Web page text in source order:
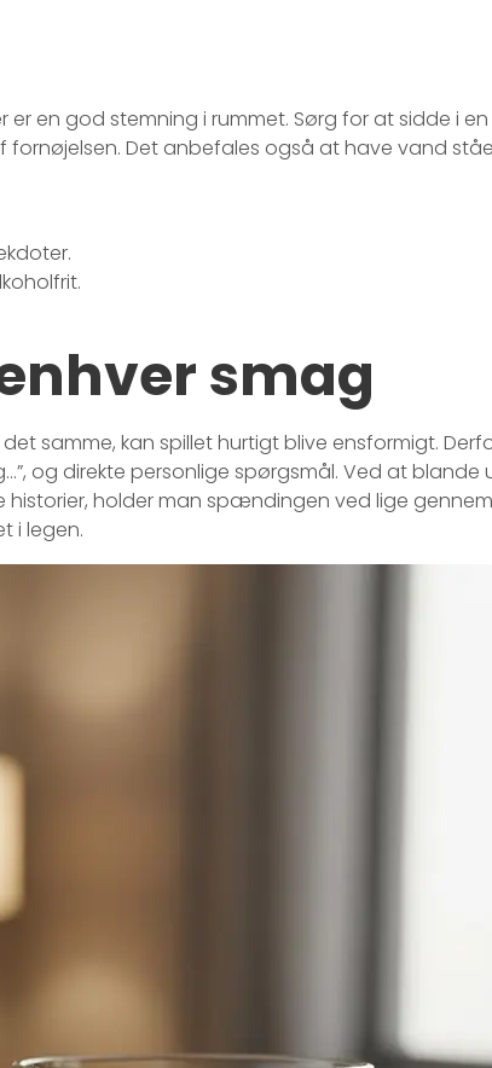
en god stemning i rummet. Sørg for at sidde i en
fornøjelsen. Det anbefales også at have vand
smag
samme, kan spillet hurtigt blive ensformigt.
og direkte personlige spørgsmål. Ved at blande
holder man spændingen ved lige gennem
i legen.